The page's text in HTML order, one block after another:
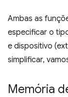
Ambas as
especificar o
e dispositivo
simplificar,
Memória